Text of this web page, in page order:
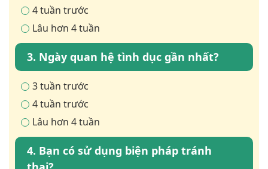
4 tuần trước
Lâu hơn 4 tuần
3. Ngày quan hệ tình dục gần nhất?
3 tuần trước
4 tuần trước
Lâu hơn 4 tuần
4. Bạn có sử dụng biện pháp tránh